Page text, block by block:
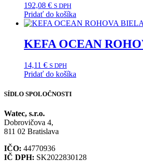
192,08 € S DPH
Pridať do košíka
KEFA OCEAN
14,11 € S DPH
Pridať do košíka
SÍDLO SPOLOČNOSTI
Watec, s.r.o.
Dobrovičova 4,
811 02 Bratislava
IČO: 44770936
IČ DPH: SK2022830128